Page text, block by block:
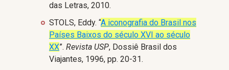
das Letras, 2010.
STOLS, Eddy. “A iconografia do Brasil nos
Países Baixos do século XVI ao século
XX”. Revista USP, Dossiê Brasil dos
Viajantes, 1996, pp. 20-31.